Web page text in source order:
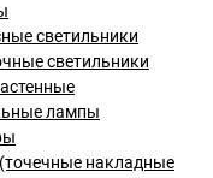
светильники
светильники
лампы
накладные